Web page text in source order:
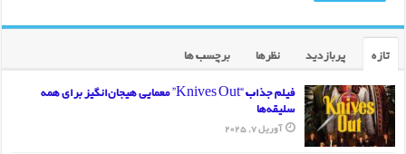
تازه پربازدید نظرها
برچسب ها
فیلم جذاب “Knives Out” معمایی هیجان‌انگیز برای همه
سلیقه‌ها
آوریل 7, 2025